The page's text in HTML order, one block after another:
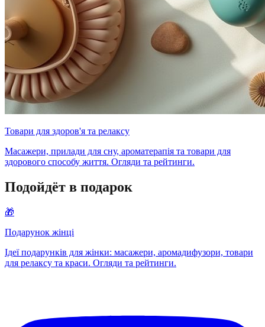
Товари для здоров'я та релаксу
Масажери, прилади для сну, ароматерапія та товари для
здорового способу життя. Огляди та рейтинги.
Подойдёт в подарок
🎁
Подарунок жінці
Ідеї подарунків для жінки: масажери, аромадифузори, товари
для релаксу та краси. Огляди та рейтинги.